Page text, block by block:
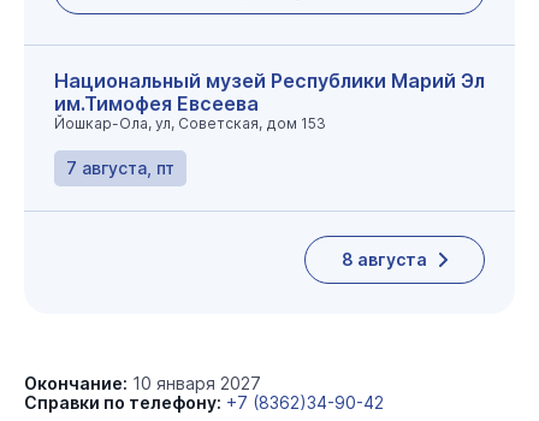
Национальный музей Республики Марий Эл
им.Тимофея Евсеева
Йошкар-Ола, ул, Советская, дом 153
7 августа, пт
8 августа
Окончание: 10 января 2027
Справки по телефону: +7 (8362)34-90-42